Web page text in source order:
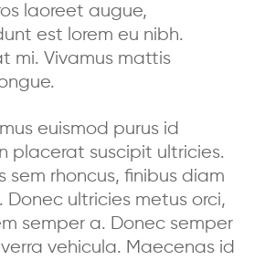
laoreet augue,
est lorem eu nibh.
mi. Vivamus mattis
euismod purus id
placerat suscipit ultricies.
sem rhoncus, finibus diam
ultricies metus orci,
semper a. Donec semper
vehicula. Maecenas id